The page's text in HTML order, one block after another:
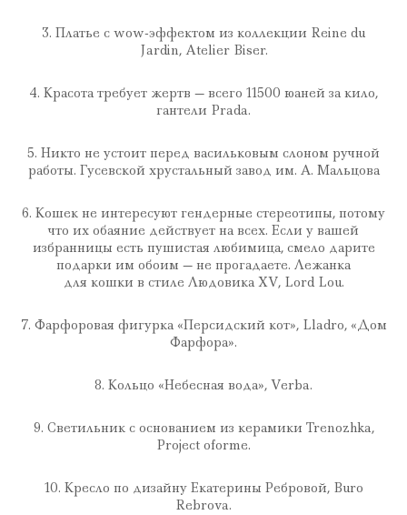
3. Платье c wow-эффектом из коллекции Reine du
Jardin, Atelier Biser.
4. Красота требует жертв — всего 11500 юаней за кило,
гантели Prada.
5. Никто не устоит перед васильковым слоном ручной
работы. Гусевской хрустальный завод им. А. Мальцова
6. Кошек не интересуют гендерные стереотипы, потому
что их обаяние действует на всех. Если у вашей
избранницы есть пушистая любимица, смело дарите
подарки им обоим — не прогадаете. Лежанка
для кошки в стиле Людовика XV, Lord Lou.
7. Фарфоровая фигурка «Персидский кот», Lladro, «Дом
Фарфора».
8. Кольцо «Небесная вода», Verba.
9. Светильник с основанием из керамики Trenozhka,
Project oforme.
10. Кресло по дизайну Екатерины Ребровой, Buro
Rebrova.